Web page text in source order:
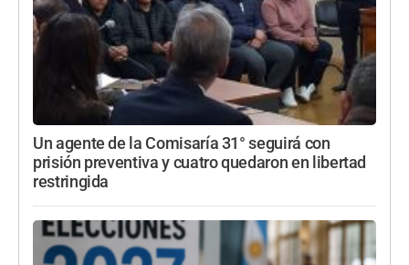
Un agente de la Comisaría 31° seguirá con
prisión preventiva y cuatro quedaron en libertad
restringida